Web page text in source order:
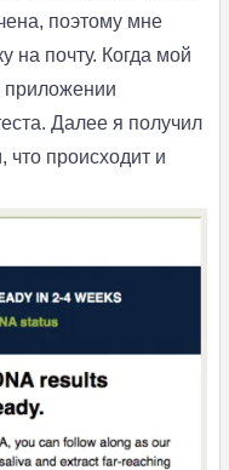
поэтому мне
на почту. Когда мой
приложении
Далее я получил
происходит и